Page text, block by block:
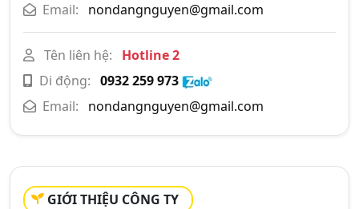
Email:
nondangnguyen@gmail.com
Tên liên hệ:
Hotline 2
Di động: 0932 259 973
Email:
nondangnguyen@gmail.com
GIỚI THIỆU CÔNG TY